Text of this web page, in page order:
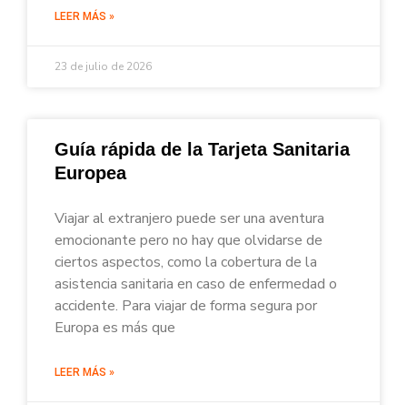
LEER MÁS »
23 de julio de 2026
Guía rápida de la Tarjeta Sanitaria
Europea
Viajar al extranjero puede ser una aventura
emocionante pero no hay que olvidarse de
ciertos aspectos, como la cobertura de la
asistencia sanitaria en caso de enfermedad o
accidente. Para viajar de forma segura por
Europa es más que
LEER MÁS »